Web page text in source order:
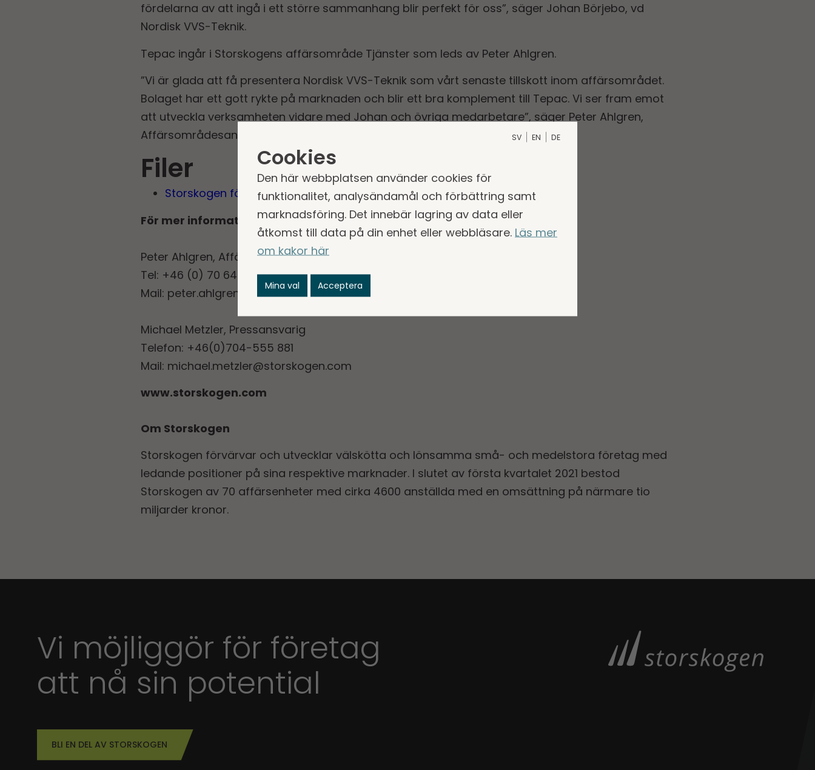
fördelarna av att ingå i ett större sammanhang blir perfekt för oss”, säger Johan Börjebo, vd
Nordisk VVS-Teknik.
Tepac ingår i Storskogens affärsområde Tjänster som leds av Peter Ahlgren.
”Vi är glada att få presentera Nordisk VVS-Teknik som vårt senaste tillskott inom affärsområdet.
Bolaget har ett gott rykte på marknaden och blir ett bra komplement till Tepac. Vi ser fram emot
att utveckla verksamheten vidare med Johan och övriga medarbetare”, säger Peter Ahlgren,
Affärsområdesansvarig Tjänster, på Storskogen.
Filer
Storskogen förvärvar Nordisk VVS-Teknik
För mer information vänligen kontakta:
Peter Ahlgren, Affärsområdeschef Tjänster
Tel: +46 (0) 70 640 25 68
Mail: peter.ahlgren@storskogen.com
Michael Metzler, Pressansvarig
Telefon: +46(0)704-555 881
Mail: michael.metzler@storskogen.com
www.storskogen.com
Om Storskogen
Storskogen förvärvar och utvecklar välskötta och lönsamma små- och medelstora företag med
ledande positioner på sina respektive marknader. I slutet av första kvartalet 2021 bestod
Storskogen av 70 affärsenheter med cirka 4600 anställda med en omsättning på närmare tio
miljarder kronor.
Vi möjliggör för företag
att nå sin potential
BLI EN DEL AV STORSKOGEN
SV EN DE
Cookies
Den här webbplatsen använder cookies för
funktionalitet, analysändamål och förbättring samt
marknadsföring. Det innebär lagring av data eller
åtkomst till data på din enhet eller webbläsare. Läs mer
om kakor här
Mina val Acceptera